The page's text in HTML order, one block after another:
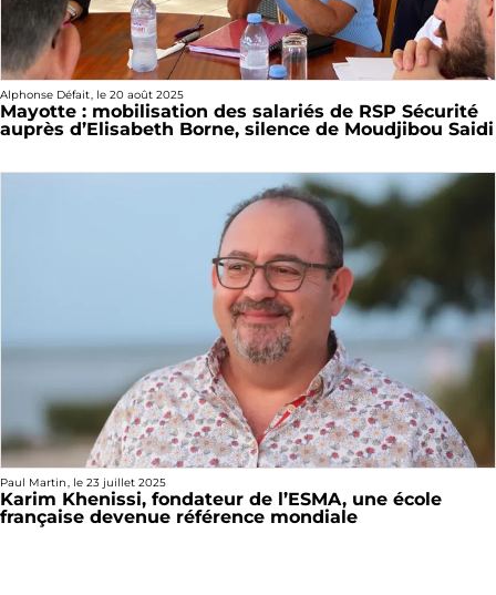
Alphonse Défait, le 20 août 2025
Mayotte : mobilisation des salariés de RSP Sécurité
auprès d’Elisabeth Borne, silence de Moudjibou Saidi
Paul Martin, le 23 juillet 2025
Karim Khenissi, fondateur de l’ESMA, une école
française devenue référence mondiale